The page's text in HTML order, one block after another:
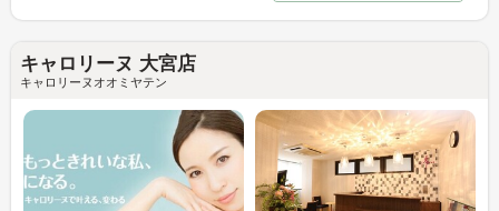
キャロリーヌ 大宮店
キャロリーヌオオミヤテン